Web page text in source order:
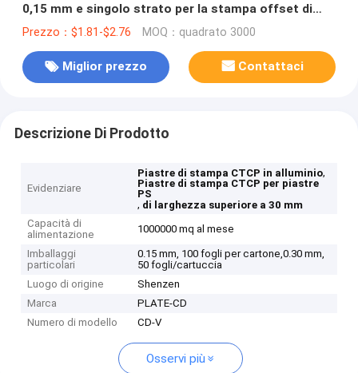
0,15 mm e singolo strato per la stampa offset di
alta qualità
Prezzo：$1.81-$2.76 MOQ：quadrato 3000
Miglior prezzo Contattaci
Descrizione Di Prodotto
Evidenziare
Piastre di stampa CTCP in alluminio,
Piastre di stampa CTCP per piastre
PS
, di larghezza superiore a 30 mm
Capacità di
alimentazione
1000000 mq al mese
Imballaggi
particolari
0.15 mm, 100 fogli per cartone,0.30 mm,
50 fogli/cartuccia
Luogo di origine
Shenzen
Marca
PLATE-CD
Numero di modello
CD-V
Osservi più